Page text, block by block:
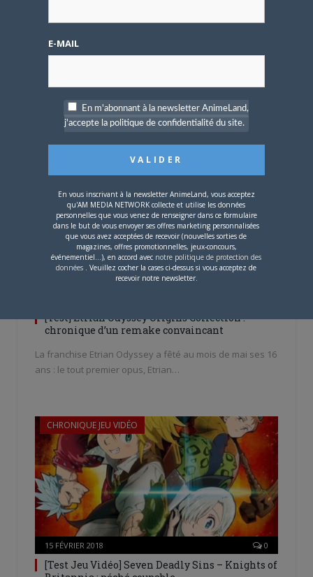
Attendu comme une suite spirituelle de Bloodborne, Lies
of P revisite l’histoire de Pinocchio à…
CHRONIQUE JEU VIDÉO
[Test] Etrian Odyssey Origins Collection :
chronique d’un remake convaincant
La franchise Etrian Odyssey a fêté au mois de mai ses 16
ans : le tout premier opus, Etrian…
CHRONIQUE JEU VIDÉO
15 FÉVRIER 2018 0
[Test Jeu Vidéo] Seven Deadly Sins – Knights of
E-MAIL
En m'abonnant à la newsletter AnimeLand,
j'accepte la politique de confidentialité du site.
En vous inscrivant à la newsletter AnimeLand, vous acceptez
qu'AM MEDIA NETWORK collecte et utilise les données
personnelles que vous venez de renseigner dans ce formulaire
dans le but de vous envoyer ses offres marketing personnalisées
que vous avez acceptées de recevoir (nouvelles sorties de
magazines, offres promotionnelles, jeux-concours,
événementiel...), en accord avec notre politique de protection des
données . Veuillez cocher la cases ci-dessus si vous acceptez de
recevoir notre newsletter.